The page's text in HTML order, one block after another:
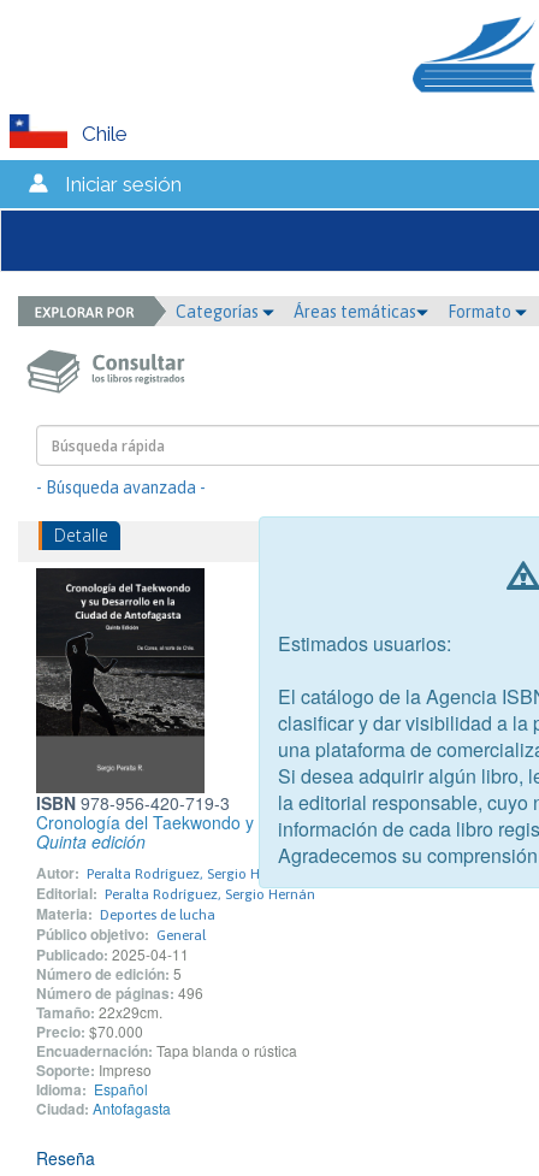
Chile
Iniciar sesión
Categorías Áreas temáticas Formato
- Búsqueda avanzada -
Detalle
ISBN 978-956-420-719-3
Cronología del Taekwondo y su desarrollo en la ciudad de
Quinta edición
Autor: Peralta Rodríguez, Sergio Hernán
Editorial: Peralta Rodríguez, Sergio Hernán
Materia: Deportes de lucha
Público objetivo: General
Publicado: 2025-04-11
Número de edición: 5
Número de páginas: 496
Tamaño: 22x29cm.
Precio: $70.000
Encuadernación: Tapa blanda o rústica
Soporte: Impreso
Idioma: Español
Ciudad: Antofagasta
Reseña
Estimados usuarios:
El catálogo de la Agencia
clasificar y dar visibilidad a la
una plataforma de
Si desea adquirir algún libro,
la editorial responsable, cuyo
información de cada libro
Agradecemos su